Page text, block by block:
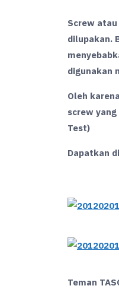
Screw
dilupakan.
digunakan
Oleh
screw
Test)
Dapatkan di
Teman